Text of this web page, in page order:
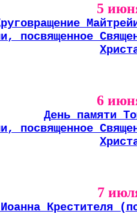
5
посвященное
6
День памяти
посвященное
7
Крестителя